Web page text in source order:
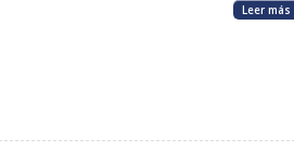
Leer más